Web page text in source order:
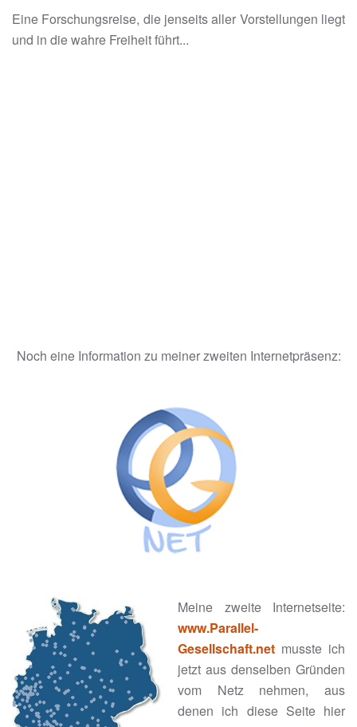
Eine Forschungsreise, die jenseits aller Vorstellungen liegt
und in die wahre Freiheit führt...
Noch eine Information zu meiner zweiten Internetpräsenz:
Meine zweite Internetseite:
www.Parallel-
Gesellschaft.net musste ich
jetzt aus denselben Gründen
vom Netz nehmen, aus
denen ich diese Seite hier